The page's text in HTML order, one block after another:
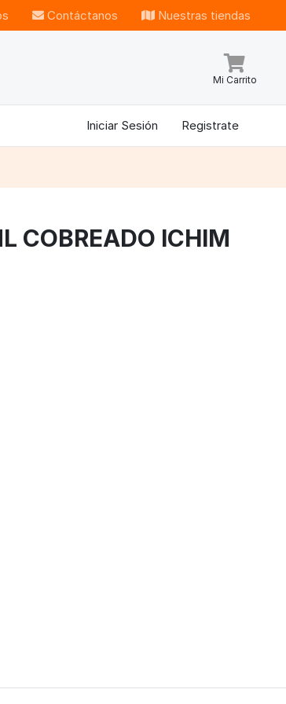
Contáctanos Nuestras tiendas
Mi Carrito
Iniciar Sesión Registrate
COBREADO ICHIM